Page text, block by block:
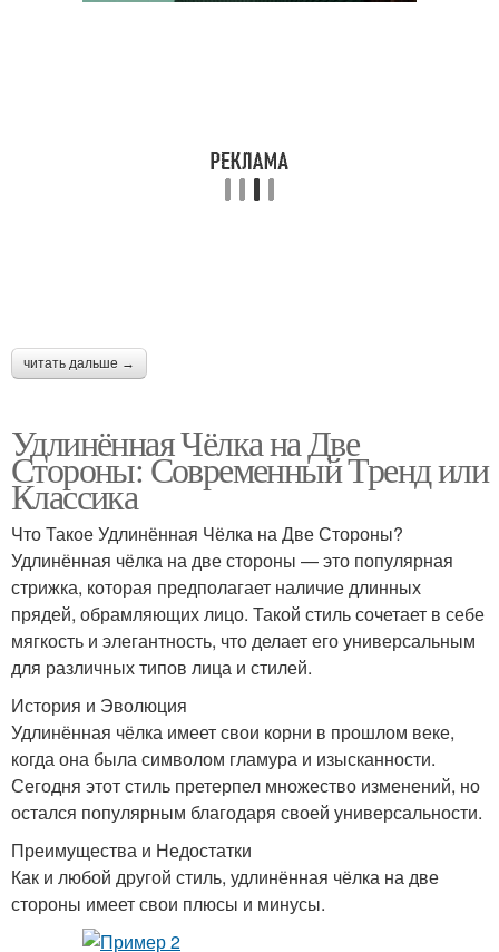
читать дальше →
Удлинённая Чёлка на Две
Стороны: Современный Тренд или
Классика
Что Такое Удлинённая Чёлка на Две Стороны?
Удлинённая чёлка на две стороны — это популярная
стрижка, которая предполагает наличие длинных
прядей, обрамляющих лицо. Такой стиль сочетает в себе
мягкость и элегантность, что делает его универсальным
для различных типов лица и стилей.
История и Эволюция
Удлинённая чёлка имеет свои корни в прошлом веке,
когда она была символом гламура и изысканности.
Сегодня этот стиль претерпел множество изменений, но
остался популярным благодаря своей универсальности.
Преимущества и Недостатки
Как и любой другой стиль, удлинённая чёлка на две
стороны имеет свои плюсы и минусы.